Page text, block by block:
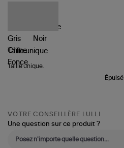
Tailleunique
Taille unique.
Épuisé
VOTRE CONSEILLÈRE LULLI
Une question sur ce produit ?